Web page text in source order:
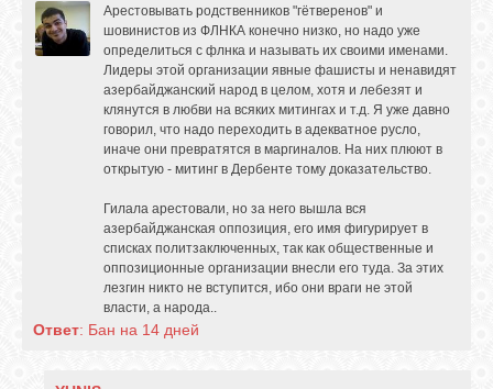
Арестовывать родственников "гётверенов" и
шовинистов из ФЛНКА конечно низко, но надо уже
определиться с флнка и называть их своими именами.
Лидеры этой организации явные фашисты и ненавидят
азербайджанский народ в целом, хотя и лебезят и
клянутся в любви на всяких митингах и т.д. Я уже давно
говорил, что надо переходить в адекватное русло,
иначе они превратятся в маргиналов. На них плюют в
открытую - митинг в Дербенте тому доказательство.
Гилала арестовали, но за него вышла вся
азербайджанская оппозиция, его имя фигурирует в
списках политзаключенных, так как общественные и
оппозиционные организации внесли его туда. За этих
лезгин никто не вступится, ибо они враги не этой
власти, а народа..
Ответ: Бан на 14 дней